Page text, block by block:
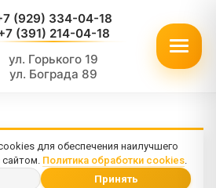
(929) 334-04-18
(391) 214-04-18
ул. Горького 19
ул. Бограда 89
для обеспечения наилучшего
сайтом. Политика обработки cookies.
Принять